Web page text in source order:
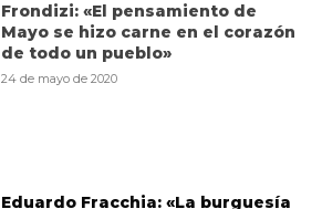
Frondizi: «El pensamiento de
Mayo se hizo carne en el corazón
de todo un pueblo»
24 de mayo de 2020
Eduardo Fracchia: «La burguesía